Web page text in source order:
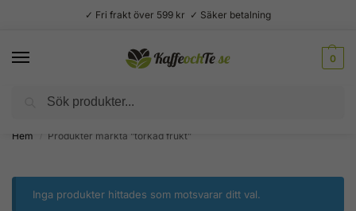
✓ Fri frakt över 599 kr ✓ Säker betalning
0
Välsmakande vardagslyx –
Hem Produkter märkta ”torkad frukt”
Inga produkter hittades som motsvarar ditt val.